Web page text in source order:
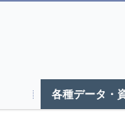
各種データ・